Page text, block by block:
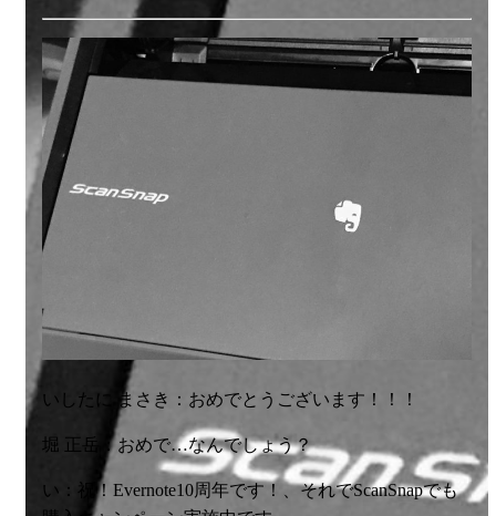
いしたに まさき：おめでとうございます！！！
堀 正岳：おめで…なんでしょう？
い：祝！Evernote10周年です！、それでScanSnapでも